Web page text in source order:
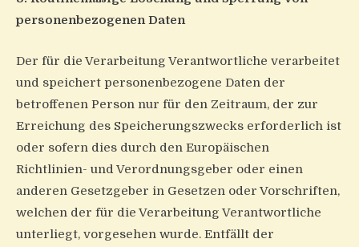
personenbezogenen Daten
Der für die Verarbeitung Verantwortliche verarbeitet
und speichert personenbezogene Daten der
betroffenen Person nur für den Zeitraum, der zur
Erreichung des Speicherungszwecks erforderlich ist
oder sofern dies durch den Europäischen
Richtlinien- und Verordnungsgeber oder einen
anderen Gesetzgeber in Gesetzen oder Vorschriften,
welchen der für die Verarbeitung Verantwortliche
unterliegt, vorgesehen wurde. Entfällt der